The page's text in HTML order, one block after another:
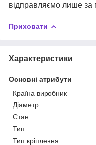
відправляємо лише
Приховати
Характеристики
Основні атрибути
Країна виробник
Діаметр
Стан
Тип
Тип кріплення